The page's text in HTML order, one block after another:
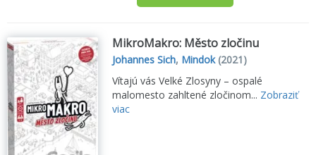
MikroMakro: Město zločinu
Johannes Sich, Mindok(2021)
Vítajú vás Velké Zlosyny – ospalé
malomesto zahltené zločinom... Zobraziť
viac